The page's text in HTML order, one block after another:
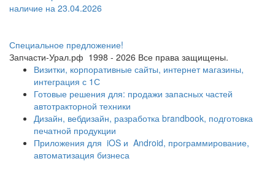
наличие на 23.04.2026
Специальное предложение!
Запчасти-Урал.рф 1998 - 2026 Все права защищены.
Визитки, корпоративные сайты, интернет магазины,
интеграция с 1С
Готовые решения для: продажи запасных частей
автотракторной техники
Дизайн, вебдизайн, разработка brandbook, подготовка
печатной продукции
Приложения для iOS и Android, программирование,
автоматизация бизнеса